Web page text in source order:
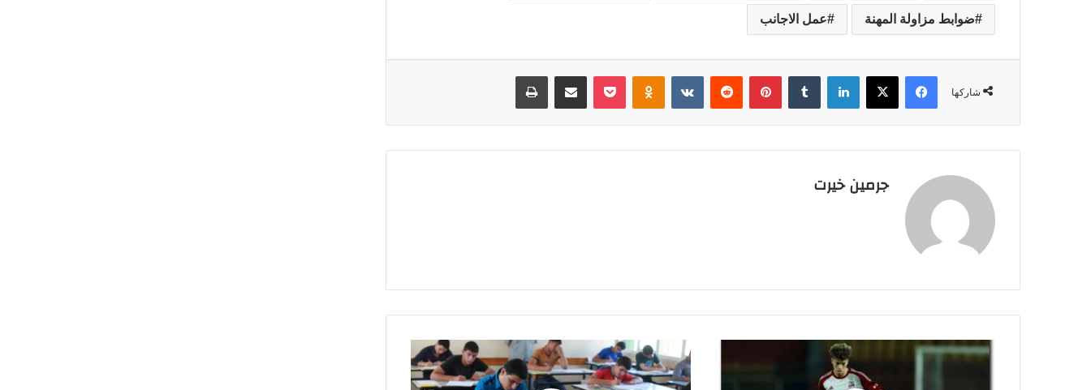
ضوابط مزاولة المهنة عمل الاجانب
شاركها
فيسبوك ‫X لينكدإن بينتيريست
جرمين خيرت
ب
د
ء